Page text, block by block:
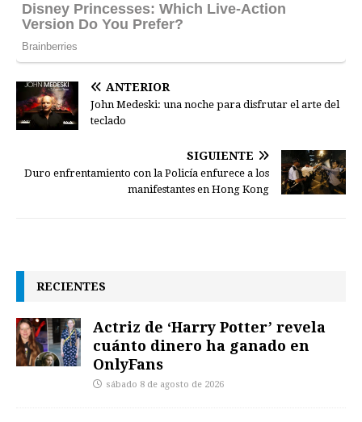
ANTERIOR
John Medeski: una noche para disfrutar el arte del
teclado
SIGUIENTE
Duro enfrentamiento con la Policía enfurece a los
manifestantes en Hong Kong
RECIENTES
Actriz de ‘Harry Potter’ revela
cuánto dinero ha ganado en
OnlyFans
sábado 8 de agosto de 2026